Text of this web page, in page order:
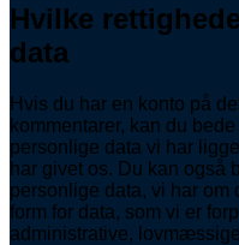
Hvilke
data
Hvis du har en konto på
kommentarer, kan du
personlige data vi har
har givet os. Du kan også
personlige data, vi har om
form for data, som vi er
administrative,